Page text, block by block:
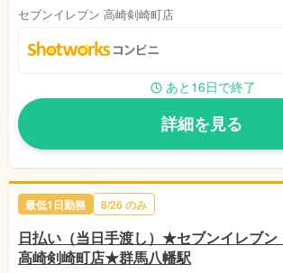
セブンイレブン 高崎剣崎町店
あと16日で終了
詳細を見る
最低1日勤務 8/26 のみ
日払い（当日手渡し）★セブンイレブン
高崎剣崎町店★群馬八幡駅